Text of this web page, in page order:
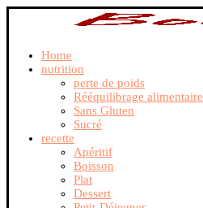
Home
nutrition
perte de poids
Rééquilibrage alimentaire
Sans Gluten
Sucré
recette
Apéritif
Boisson
Plat
Dessert